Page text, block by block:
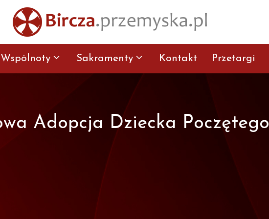
Wspólnoty Sakramenty Kontakt Przetargi
Adopcja Dziecka Poczętego